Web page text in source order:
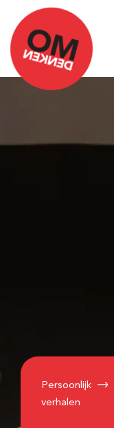
Persoonlijk
verhalen